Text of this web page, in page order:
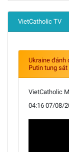
VietCatholic TV
Ukraine đánh
Putin tung
VietCatholic
04:16 07/08/